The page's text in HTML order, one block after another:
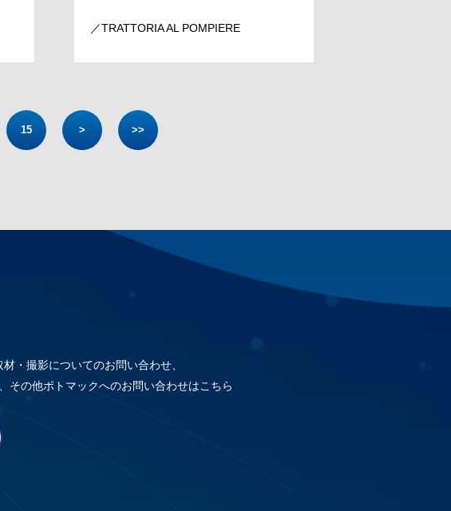
／TRATTORIA AL POMPIERE
15 > >>
・撮影についてのお問い合わせ、
その他ポトマックへのお問い合わせはこちら